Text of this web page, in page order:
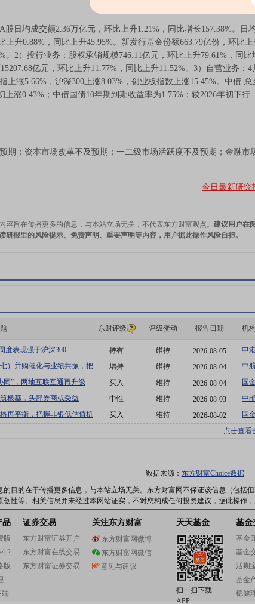
均成交额2.36万亿元，环比上升1.21%，同比增长157.38%。日
上升0.88%，同比上升45.95%。新发行基金份额663.79亿份，环比上
。2）投行业务：股权承销规模746.11亿元，环比上升79.61%，同比
亿元，环比上升11.77%，同比上升11.52%。3）自营业务：4
上涨5.66%，沪深300上涨8.03%，创业板指数上涨15.45%。中债-总
上涨0.43%；中债国债10年期到期收益率为1.75%；较2026年初下行
；资本市场改革不及预期；一二级市场活跃度不及预期；金融市
今日最新研究
容旨在传播更多的信息，与本站立场无关，不代表东方财富观点。 建议用户在
研报里的风险提示、免责声明、重要声明等内容，用户据此操作风险自担。
东财评级 评级变动 报告日期 机
度表现强于沪深300 持有 维持 2026-08-05
申
）并购催化与业绩共振，把
增持 维持 2026-08-04
中
同”，两地互联互通再升级
买入 维持 2026-08-04
国
根基，头部券商或受益
中性 维持 2026-08-03
中
再平衡，把握非银低估值机
买入 维持 2026-08-02
国
点击查看
数据来源： 东方财富Choice数据
的目的在于传播更多信息，与本站立场无关。东方财富网不保证该信息（包括
性等。相关信息并未经过本网站证实，不对您构成任何投资建议，据此操作，
品
版
2
版
端
证券交易
东方财富证券开户
东方财富在线交易
东方财富证券交易
关注东方财富
东方财富网微博
东方财富网微信
意见与建议
天天基金
扫一扫下载
APP
基金
基金
基金
活期
基金
稳健